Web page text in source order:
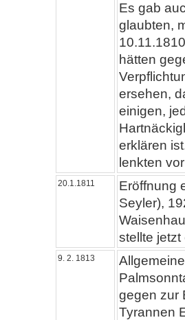
Es gab
glaubten,
hätten
ersehen,
einigen,
erklären
lenkten
20.1.1811
Eröffnung
Seyler),
stellte
9. 2. 1813
gegen zur
Tyrannen